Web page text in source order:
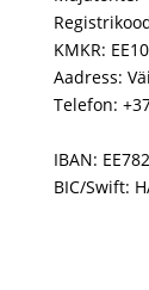
KMKR:
Aadress:
Telefon:
IBAN:
BIC/Swift: